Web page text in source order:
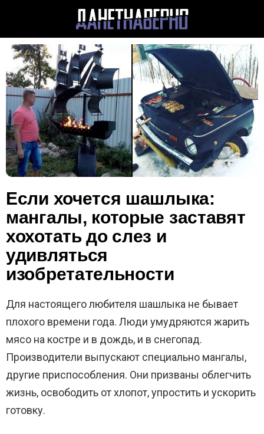
Если хочется шашлыка:
мангалы, которые заставят
хохотать до слез и
удивляться
изобретательности
Для настоящего любителя шашлыка не бывает
плохого времени года. Люди умудряются жарить
мясо на костре и в дождь, и в снегопад.
Производители выпускают специально мангалы,
другие приспособления. Они призваны облегчить
жизнь, освободить от хлопот, упростить и ускорить
готовку.